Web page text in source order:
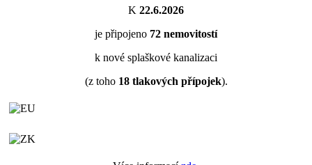
K 22.6.2026
je připojeno 72 nemovitostí
k nové splaškové kanalizaci
(z toho 18tlakových přípojek).